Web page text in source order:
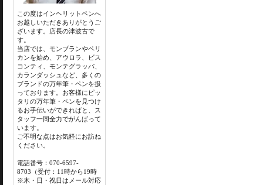
この度はインヘリットペンへ
お越しいただきありがとうご
ざいます。店長の津波古で
す。
当店では、モンブランやペリ
カンを始め、アウロラ、ビス
コンティ、モンテグラッパ、
カランダッシュなど、多くの
ブランドの万年筆・ペンを扱
っております。お客様にピッ
タリの万年筆・ペンを見つけ
るお手伝いができればと、ス
タッフ一同全力でがんばって
います。
ご不明な点はお気軽にお訪ね
ください。
電話番号：070-6597-
8703（受付：11時から19時
※木・日・祝日はメール対応